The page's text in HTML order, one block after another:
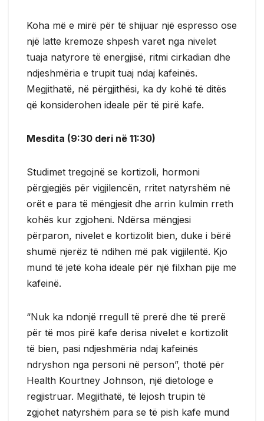
Koha më e mirë për të shijuar një espresso ose
një latte kremoze shpesh varet nga nivelet
tuaja natyrore të energjisë, ritmi cirkadian dhe
ndjeshmëria e trupit tuaj ndaj kafeinës.
Megjithatë, në përgjithësi, ka dy kohë të ditës
që konsiderohen ideale për të pirë kafe.
Mesdita (9:30 deri në 11:30)
Studimet tregojnë se kortizoli, hormoni
përgjegjës për vigjilencën, rritet natyrshëm në
orët e para të mëngjesit dhe arrin kulmin rreth
kohës kur zgjoheni. Ndërsa mëngjesi
përparon, nivelet e kortizolit bien, duke i bërë
shumë njerëz të ndihen më pak vigjilentë. Kjo
mund të jetë koha ideale për një filxhan pije me
kafeinë.
“Nuk ka ndonjë rregull të prerë dhe të prerë
për të mos pirë kafe derisa nivelet e kortizolit
të bien, pasi ndjeshmëria ndaj kafeinës
ndryshon nga personi në person”, thotë për
Health Kourtney Johnson, një dietologe e
regjistruar. Megjithatë, të lejosh trupin të
zgjohet natyrshëm para se të pish kafe mund